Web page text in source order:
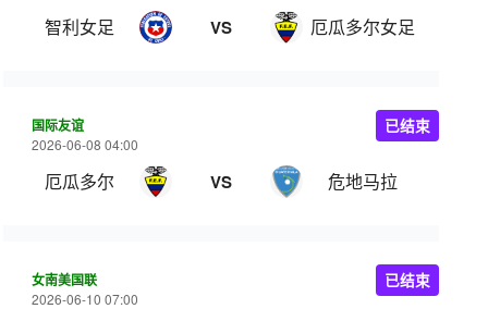
智利女足 VS 厄瓜多尔女足
国际友谊
2026-06-08 04:00
厄瓜多尔 VS 危地马拉
已结束
女南美国联
2026-06-10 07:00
已结束